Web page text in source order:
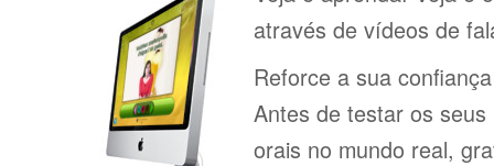
através de vídeos de
Reforce a sua
Antes de testar os
orais no mundo real,